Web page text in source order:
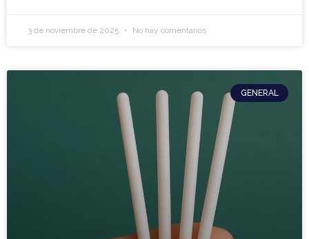
3 de noviembre de 2025 No hay comentarios
GENERAL